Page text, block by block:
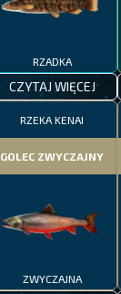
RZADKA
CZYTAJ WIĘCEJ
RZEKA KENAI
GOLEC ZWYCZAJNY
ZWYCZAJNA